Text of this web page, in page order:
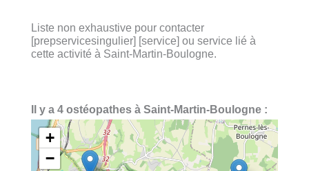
Liste non exhaustive pour contacter
[prepservicesingulier] [service] ou service lié à
cette activité à Saint-Martin-Boulogne.
Il y a 4 ostéopathes à Saint-Martin-Boulogne :
+
−